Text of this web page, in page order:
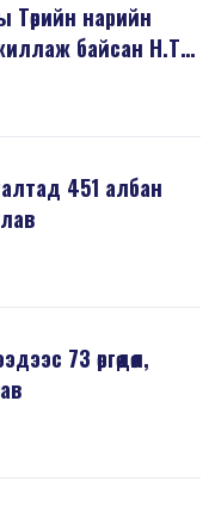
Төрийн нарийн
байсан Н.Т
451 албан
73 өргөдөл,